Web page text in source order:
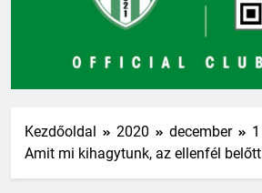
Kezdőoldal 2020 december
1
Amit mi kihagytunk, az ellenfél belőtt